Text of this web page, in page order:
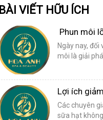
BÀI VIẾT HỮU ÍCH
Phun môi
Ngày nay, đối
môi là giải
Lợi ích
Các chuyên
sữa hạt